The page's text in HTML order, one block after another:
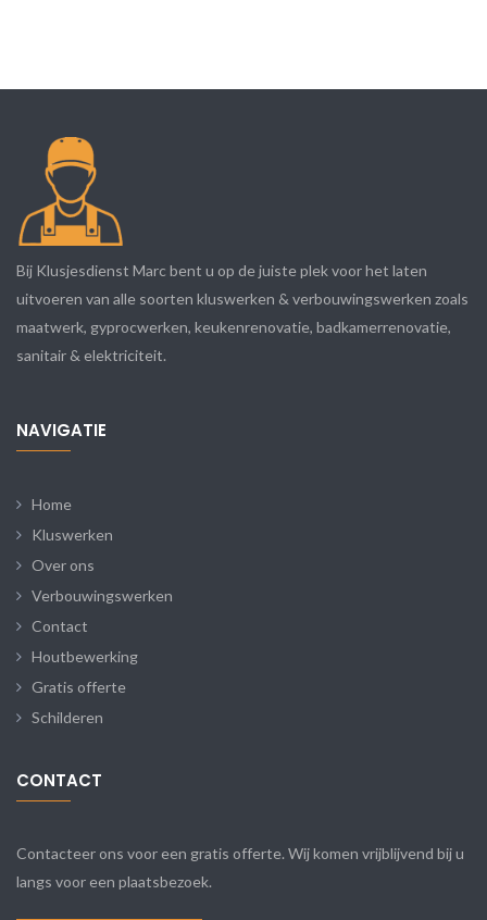
Bij Klusjesdienst Marc bent u op de juiste plek voor het laten
uitvoeren van alle soorten kluswerken & verbouwingswerken zoals
maatwerk, gyprocwerken, keukenrenovatie, badkamerrenovatie,
sanitair & elektriciteit.
NAVIGATIE
Home
Kluswerken
Over ons
Verbouwingswerken
Contact
Houtbewerking
Gratis offerte
Schilderen
CONTACT
Contacteer ons voor een gratis offerte. Wij komen vrijblijvend bij u
langs voor een plaatsbezoek.